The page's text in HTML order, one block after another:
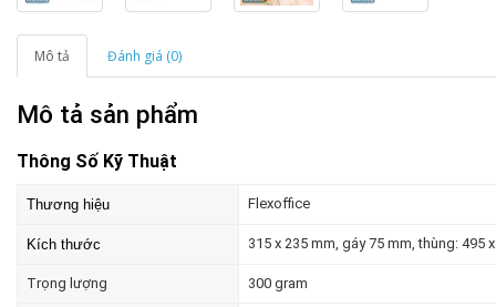
Mô tả Đánh giá (0)
Mô tả sản phẩm
Thông Số Kỹ Thuật
Thương hiệu Flexoffice
Kích thước 315 x 235 mm, gáy 75 mm, thùng: 495
Trọng lượng 300 gram